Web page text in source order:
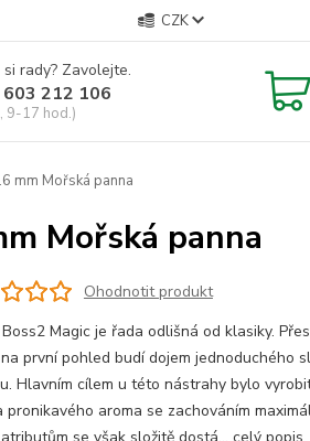
CZK
rady? Zavolejte.
212 106
9-17 hod.)
mm Mořská panna
Mořská panna
Ohodnotit produkt
Magic je řada odlišná od klasiky.
první pohled budí dojem jednoduchého
Hlavním cílem u této nástrahy bylo
pronikavého aroma se zachováním